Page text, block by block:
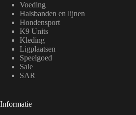
Voeding
Halsbanden en lijnen
Hondensport
K9 Units
Kleding
Ligplaatsen
Speelgoed
Sale
SAR
Informatie